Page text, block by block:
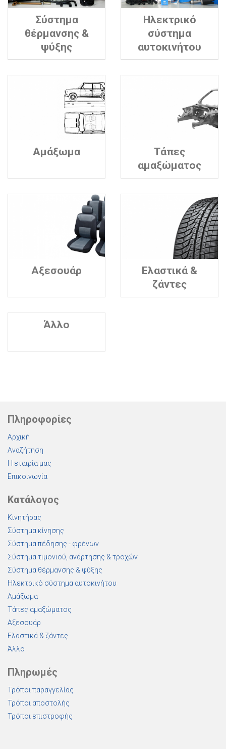
Σύστημα
θέρμανσης &
ψύξης
Ηλεκτρικό
σύστημα
αυτοκινήτου
Αμάξωμα
Τάπες
αμαξώματος
Αξεσουάρ
Ελαστικά &
ζάντες
Άλλο
Πληροφορίες
Αρχική
Αναζήτηση
Η εταιρία μας
Επικοινωνία
Κατάλογος
Κινητήρας
Σύστημα κίνησης
Σύστημα πέδησης - φρένων
Σύστημα τιμονιού, ανάρτησης & τροχών
Σύστημα θέρμανσης & ψύξης
Ηλεκτρικό σύστημα αυτοκινήτου
Αμάξωμα
Τάπες αμαξώματος
Αξεσουάρ
Ελαστικά & ζάντες
Άλλο
Πληρωμές
Τρόποι παραγγελίας
Τρόποι αποστολής
Τρόποι επιστροφής